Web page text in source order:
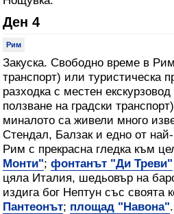
Ден 4
Рим
Закуска. Свободно време в
транспорт) или туристическа
разходка с местен
ползване на градски
миналото са живели много
Стендал, Балзак и едно от
Рим с прекрасна гледка към
Монти"; фонтанът "Ди Треви"
цяла Италия, шедьовър на
издига бог Нептун със своята
Пантеонът; площад "Навона".